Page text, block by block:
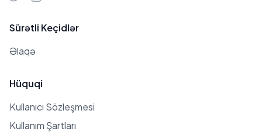
Sürətli Keçidlər
Əlaqə
Hüquqi
Kullanıcı Sözleşmesi
Kullanım Şartları